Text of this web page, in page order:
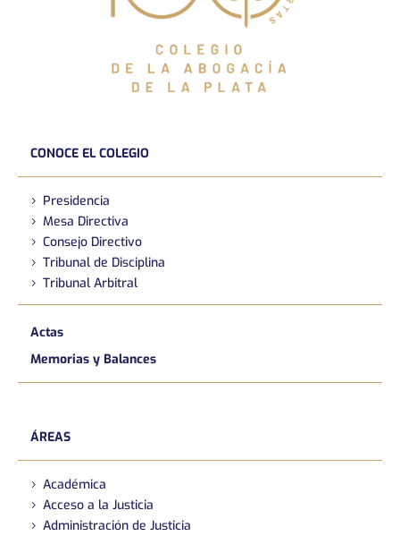
CONOCE EL COLEGIO
Presidencia
Mesa Directiva
Consejo Directivo
Tribunal de Disciplina
Tribunal Arbitral
Actas
Memorias y Balances
ÁREAS
Académica
Acceso a la Justicia
Administración de Justicia